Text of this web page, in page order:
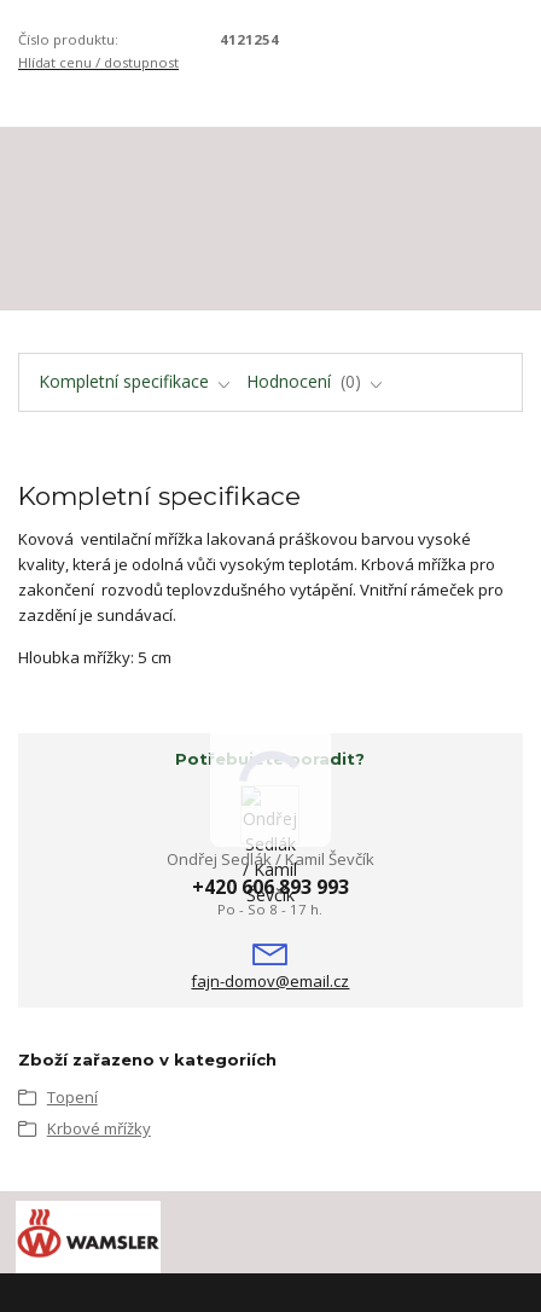
Číslo produktu:
4121254
Hlídat cenu / dostupnost
Kompletní specifikace Hodnocení 0
Kompletní specifikace
Kovová ventilační mřížka lakovaná práškovou barvou vysoké
kvality, která je odolná vůči vysokým teplotám. Krbová mřížka pro
zakončení rozvodů teplovzdušného vytápění. Vnitřní rámeček pro
zazdění je sundávací.
Hloubka mřížky: 5 cm
Potřebujete poradit?
Ondřej Sedlák / Kamil Ševčík
+420 606 893 993
Po - So 8 - 17 h.
fajn-domov@email.cz
Zboží zařazeno v kategoriích
Topení
Krbové mřížky